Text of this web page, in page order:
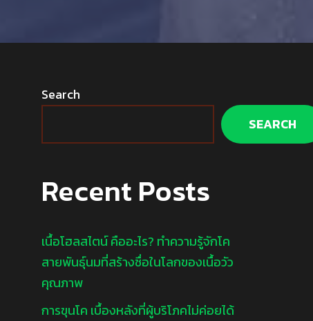
Search
SEARCH
Recent Posts
เนื้อโฮลสไตน์ คืออะไร? ทำความรู้จักโค
สายพันธุ์นมที่สร้างชื่อในโลกของเนื้อวัว
คุณภาพ
การขุนโค เบื้องหลังที่ผู้บริโภคไม่ค่อยได้